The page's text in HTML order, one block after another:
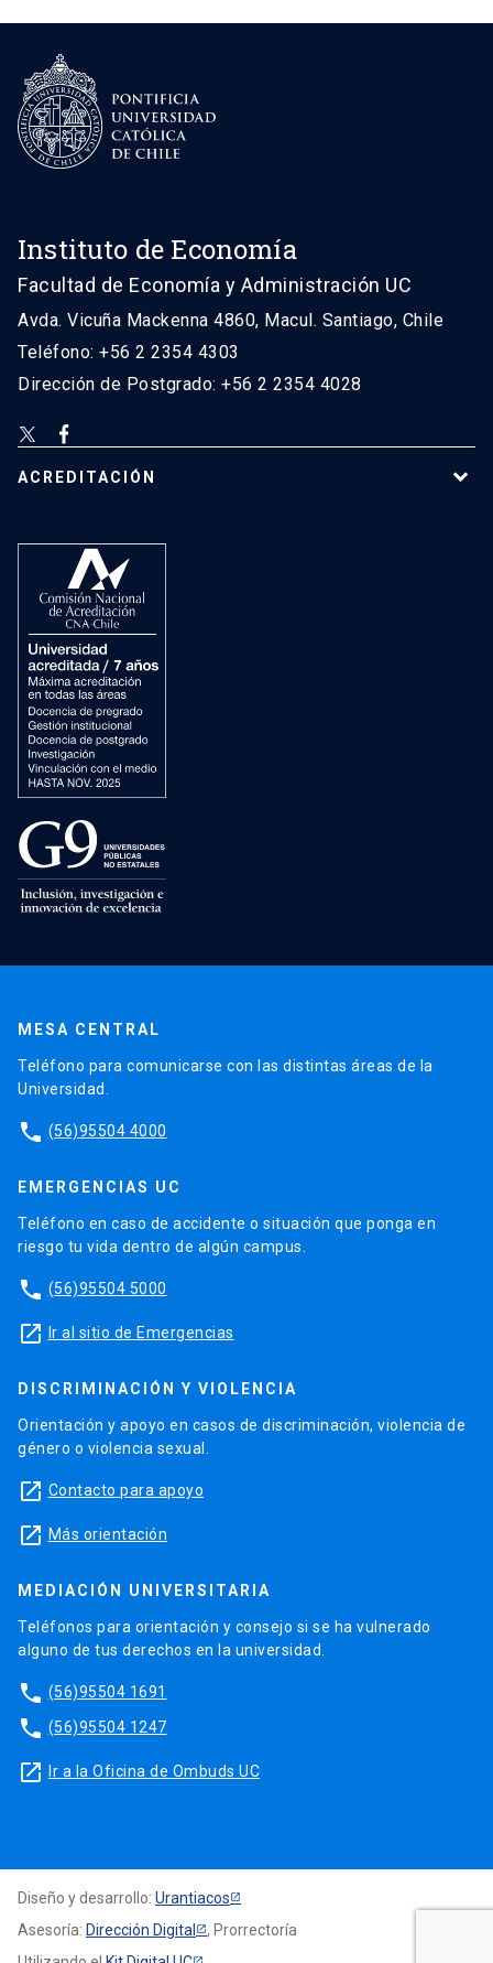
Instituto de Economía
Facultad de Economía y Administración UC
Avda. Vicuña Mackenna 4860, Macul. Santiago, Chile
Teléfono: +56 2 2354 4303
Dirección de Postgrado: +56 2 2354 4028
ACREDITACIÓN
MESA CENTRAL
Teléfono para comunicarse con las distintas áreas de la
Universidad.
phone (56)95504 4000
EMERGENCIAS UC
Teléfono en caso de accidente o situación que ponga en
riesgo tu vida dentro de algún campus.
phone (56)95504 5000
launch Ir al sitio de Emergencias
DISCRIMINACIÓN Y VIOLENCIA
Orientación y apoyo en casos de discriminación, violencia de
género o violencia sexual.
launch Contacto para apoyo
launch Más orientación
MEDIACIÓN UNIVERSITARIA
Teléfonos para orientación y consejo si se ha vulnerado
alguno de tus derechos en la universidad.
phone (56)95504 1691
phone (56)95504 1247
launch Ir a la Oficina de Ombuds UC
Diseño y desarrollo: Urantiacos
Asesoría: Dirección Digital
, Prorrectoría